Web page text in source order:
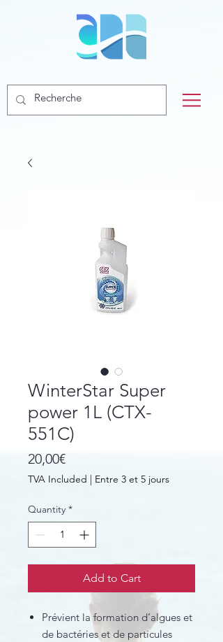
WinterStar Super
power 1L (CTX-
551C)
20,00€Price
TVA Included | Entre 3 et 5 jours
Quantity *
Add to Cart
Prévient la formation d’algues et
de bactéries et de particules